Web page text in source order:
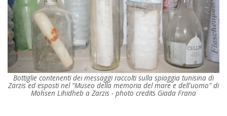
Bottiglie contenenti dei messaggi raccolti sulla spiaggia tunisina di
Zarzis ed esposti nel "Museo della memoria del mare e dell'uomo" di
Mohsen Lihidheb a Zarzis - photo credits Giada Frana